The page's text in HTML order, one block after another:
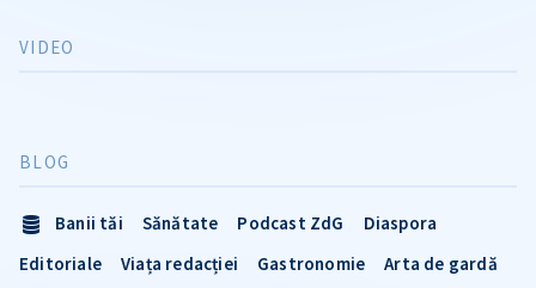
VIDEO
BLOG
Banii tăi Sănătate Podcast ZdG
Diaspora
Editoriale
Viața redacției Gastronomie
Arta de gardă